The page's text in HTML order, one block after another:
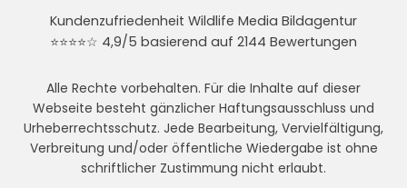
Kundenzufriedenheit Wildlife Media Bildagentur
⭐⭐⭐⭐☆ 4,9/5 basierend auf 2144 Bewertungen
Alle Rechte vorbehalten. Für die Inhalte auf dieser
Webseite besteht gänzlicher Haftungsausschluss und
Urheberrechtsschutz. Jede Bearbeitung, Vervielfältigung,
Verbreitung und/oder öffentliche Wiedergabe ist ohne
schriftlicher Zustimmung nicht erlaubt.